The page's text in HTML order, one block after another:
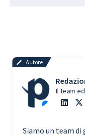
Autore
Il team
Siamo un team